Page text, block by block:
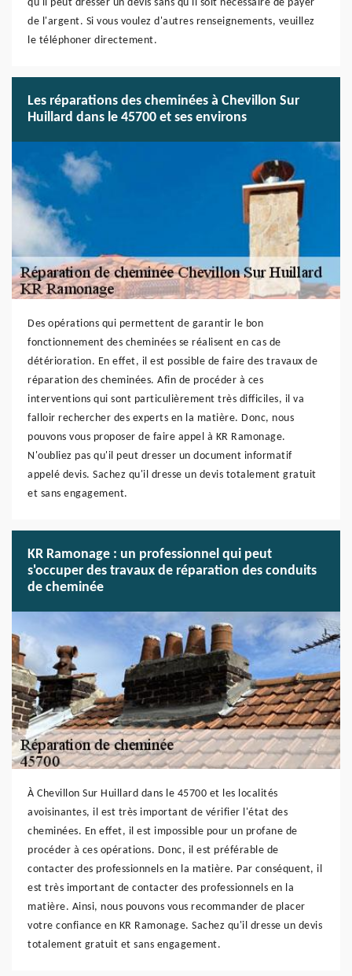
qu'il peut dresser un devis sans qu'il soit nécessaire de payer
de l'argent. Si vous voulez d'autres renseignements, veuillez
le téléphoner directement.
Les réparations des cheminées à Chevillon Sur
Huillard dans le 45700 et ses environs
Des opérations qui permettent de garantir le bon
fonctionnement des cheminées se réalisent en cas de
détérioration. En effet, il est possible de faire des travaux de
réparation des cheminées. Afin de procéder à ces
interventions qui sont particulièrement très difficiles, il va
falloir rechercher des experts en la matière. Donc, nous
pouvons vous proposer de faire appel à KR Ramonage.
N'oubliez pas qu'il peut dresser un document informatif
appelé devis. Sachez qu'il dresse un devis totalement gratuit
et sans engagement.
KR Ramonage : un professionnel qui peut
s'occuper des travaux de réparation des conduits
de cheminée
À Chevillon Sur Huillard dans le 45700 et les localités
avoisinantes, il est très important de vérifier l'état des
cheminées. En effet, il est impossible pour un profane de
procéder à ces opérations. Donc, il est préférable de
contacter des professionnels en la matière. Par conséquent, il
est très important de contacter des professionnels en la
matière. Ainsi, nous pouvons vous recommander de placer
votre confiance en KR Ramonage. Sachez qu'il dresse un devis
totalement gratuit et sans engagement.